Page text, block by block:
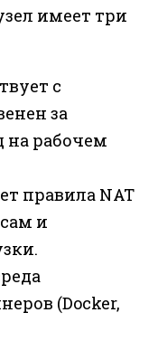
имеет три
с
за
рабочем
правила NAT
и
(Docker,